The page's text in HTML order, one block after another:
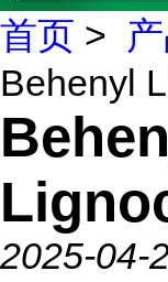
首页 >
Behenyl
2025-04-